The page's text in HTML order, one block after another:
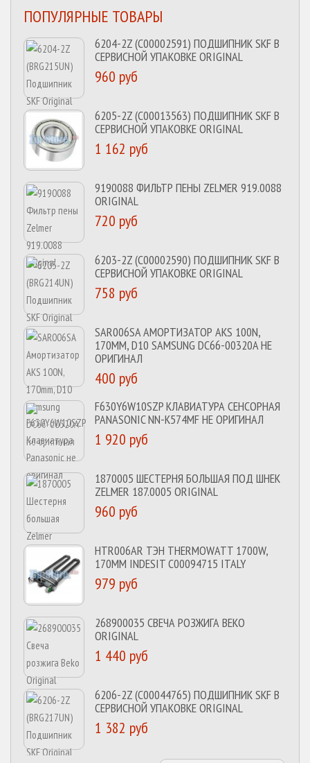
ПОПУЛЯРНЫЕ ТОВАРЫ
6204-2Z (C00002591) ПОДШИПНИК SKF В
СЕРВИСНОЙ УПАКОВКЕ ORIGINAL
960 руб
6205-2Z (C00013563) ПОДШИПНИК SKF В
СЕРВИСНОЙ УПАКОВКЕ ORIGINAL
1 162 руб
9190088 ФИЛЬТР ПЕНЫ ZELMER 919.0088
ORIGINAL
720 руб
6203-2Z (C00002590) ПОДШИПНИК SKF В
СЕРВИСНОЙ УПАКОВКЕ ORIGINAL
758 руб
SAR006SA АМОРТИЗАТОР AKS 100N,
170MM, D10 SAMSUNG DC66-00320A НЕ
ОРИГИНАЛ
400 руб
F630Y6W10SZP КЛАВИАТУРА СЕНСОРНАЯ
PANASONIC NN-K574MF НЕ ОРИГИНАЛ
1 920 руб
1870005 ШЕСТЕРНЯ БОЛЬШАЯ ПОД ШНЕК
ZELMER 187.0005 ORIGINAL
960 руб
HTR006AR ТЭН THERMOWATT 1700W,
170MM INDESIT C00094715 ITALY
979 руб
268900035 СВЕЧА РОЗЖИГА BEKO
ORIGINAL
1 440 руб
6206-2Z (C00044765) ПОДШИПНИК SKF В
СЕРВИСНОЙ УПАКОВКЕ ORIGINAL
1 382 руб